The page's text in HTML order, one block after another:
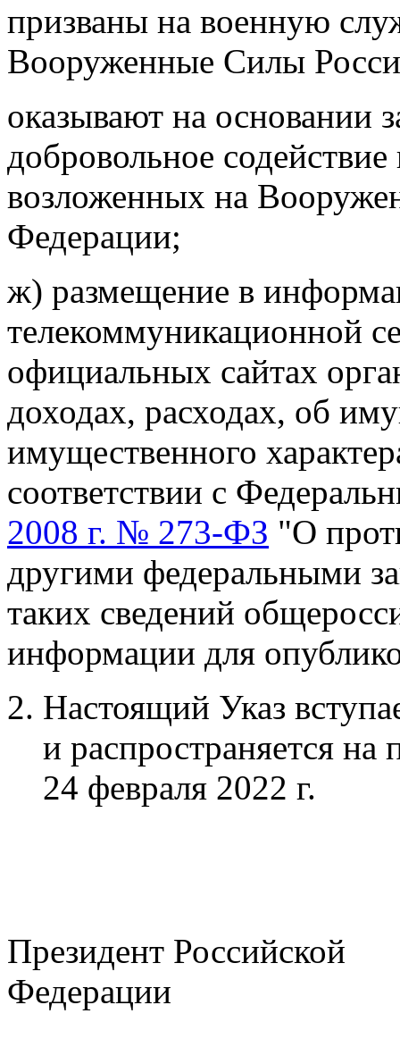
призваны на военную
Вооруженные Силы
оказывают на основании
добровольное
возложенных на
Федерации;
ж) размещение в
телекоммуникационной
официальных сайтах
доходах, расходах, об
имущественного
соответствии с
2008 г. № 273-ФЗ "О
другими федеральными
таких сведений
информации для
Настоящий Указ
и распространяется
24 февраля 2022 г.
Президент Российской
Федерации